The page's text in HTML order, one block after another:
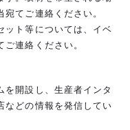
てご連絡ください。
ット等については、イベ
連絡ください。
を開設し、生産者インタ
などの情報を発信してい